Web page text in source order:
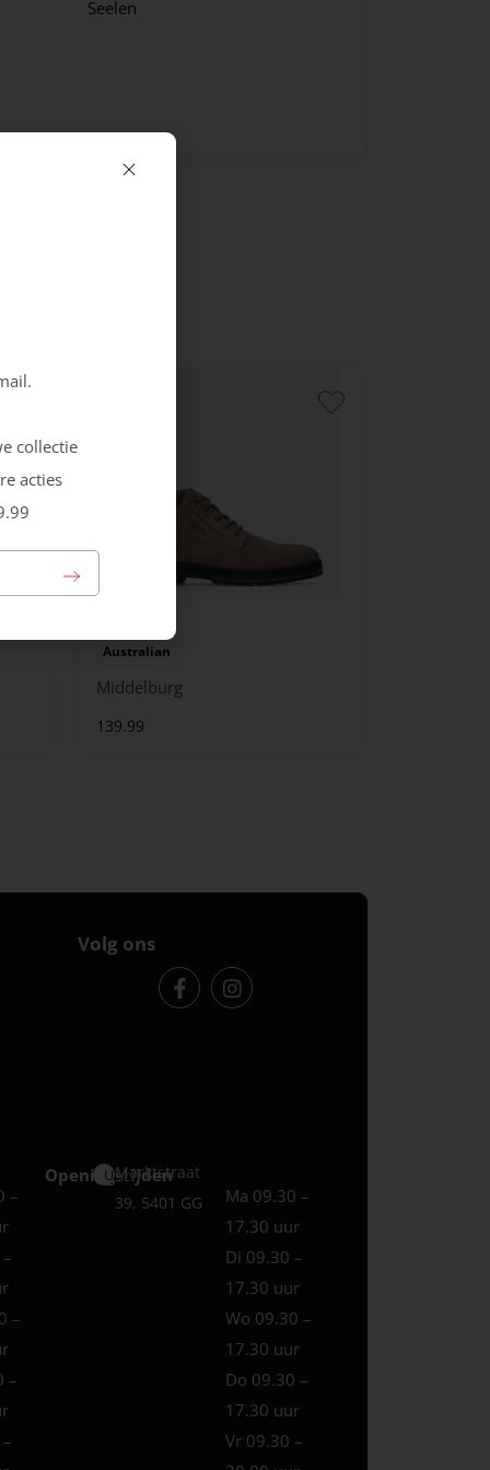
Seelen
Australian
Middelburg
139.99
Volg ons
–
–
–
Openingstijden
Uden
Marktstraat
39, 5401 GG
Ma 09.30 –
17.30 uur
Di 09.30 –
17.30 uur
Wo 09.30 –
17.30 uur
Do 09.30 –
17.30 uur
Vr 09.30 –
collectie
acties